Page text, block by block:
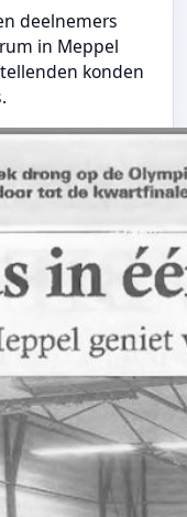
deelnemers
in Meppel
konden